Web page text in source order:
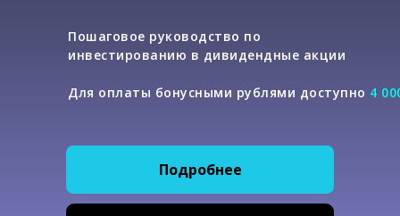
Пошаговое руководство по
инвестированию в дивидендные акции
Для оплаты бонусными рублями доступно 4
Подробнее